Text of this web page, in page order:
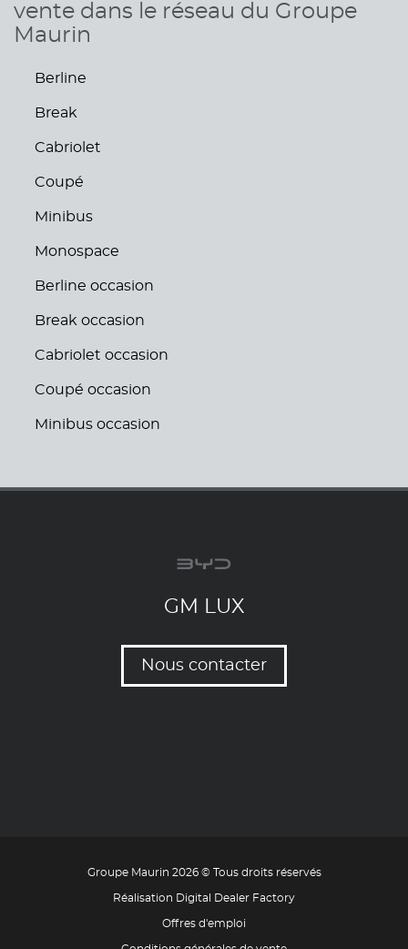
vente dans le réseau du Groupe
Maurin
Berline
Break
Cabriolet
Coupé
Minibus
Monospace
Berline occasion
Break occasion
Cabriolet occasion
Coupé occasion
Minibus occasion
GM LUX
Nous contacter
Groupe Maurin 2026 © Tous droits réservés
Réalisation Digital Dealer Factory
Offres d'emploi